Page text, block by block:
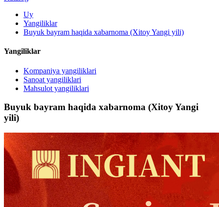
Uy
Yangiliklar
Buyuk bayram haqida xabarnoma (Xitoy Yangi yili)
Yangiliklar
Kompaniya yangiliklari
Sanoat yangiliklari
Mahsulot yangiliklari
Buyuk bayram haqida xabarnoma (Xitoy Yangi
yili)